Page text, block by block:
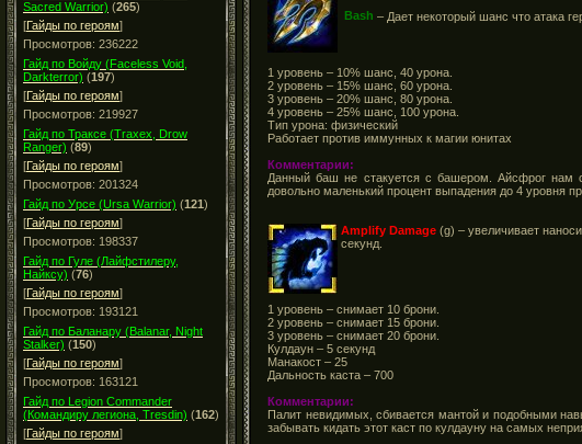
Sacred Warrior) (265)
[Гайды по героям]
Просмотров: 236222
Гайд по Войду (Faceless Void,
Darkterror) (197)
[Гайды по героям]
Просмотров: 219927
Гайд по Траксе (Traxex, Drow
Ranger) (89)
[Гайды по героям]
Просмотров: 201324
Гайд по Урсе (Ursa Warrior) (121)
[Гайды по героям]
Просмотров: 198337
Гайд по Гуле (Лайфстилеру,
Найксу) (76)
[Гайды по героям]
Просмотров: 193121
Гайд по Баланару (Balanar, Night
Stalker) (150)
[Гайды по героям]
Просмотров: 163121
Гайд по Legion Commander
(Командиру легиона, Tresdin) (162)
[Гайды по героям]
Bash – Дает некоторый шанс что атака
1 уровень – 10% шанс, 40 урона.
2 уровень – 15% шанс, 60 урона.
3 уровень – 20% шанс, 80 урона.
4 уровень – 25% шанс, 100 урона.
Тип урона: физический
Работает против иммунных к магии юнитах
Комментарии:
Данный баш не стакуется с башером. Айсфрог нам
довольно маленький процент выпадения до 4 уровня
Amplify Damage(g) – увеличивает
секунд.
1 уровень – снимает 10 брони.
2 уровень – снимает 15 брони.
3 уровень – снимает 20 брони.
Кулдаун – 5 секунд
Манакост – 25
Дальность каста – 700
Комментарии:
Палит невидимых, сбивается мантой и подобными
забывать кидать этот каст по кулдауну на самых